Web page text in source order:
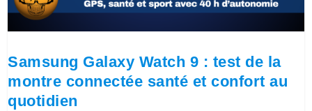
Samsung Galaxy Watch 9 : test de la
montre connectée santé et confort au
quotidien